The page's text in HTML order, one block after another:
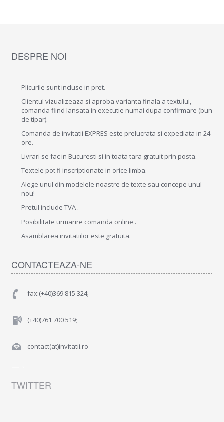
DESPRE NOI
Plicurile sunt incluse in pret.
Clientul vizualizeaza si aproba varianta finala a textului,
comanda fiind lansata in executie numai dupa confirmare (bun
de tipar).
Comanda de invitatii EXPRES este prelucrata si expediata in 24
ore.
Livrari se fac in Bucuresti si in toata tara gratuit prin posta.
Textele pot fi inscriptionate in orice limba.
Alege unul din modelele noastre de texte sau concepe unul
nou!
Pretul include TVA .
Posibilitate urmarire comanda online .
Asamblarea invitatiilor este gratuita.
CONTACTEAZA-NE
fax:(+40)369 815 324;
(+40)761 700 519;
contact(at)invitatii.ro
TWITTER